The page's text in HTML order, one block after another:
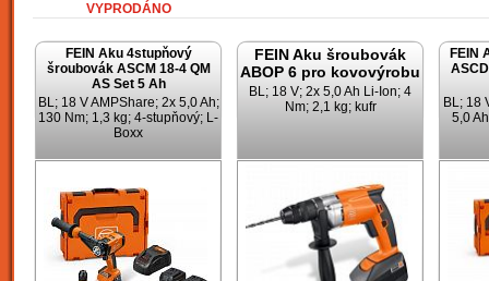
VYPRODÁNO
FEIN Aku 4stupňový
šroubovák ASCM 18-4 QM
AS Set 5 Ah
BL; 18 V AMPShare; 2x 5,0 Ah;
130 Nm; 1,3 kg; 4-stupňový; L-
Boxx
FEIN Aku šroubovák
ABOP 6 pro kovovýrobu
BL; 18 V; 2x 5,0 Ah Li-Ion; 4
Nm; 2,1 kg; kufr
FEIN
BL; 18
5,0